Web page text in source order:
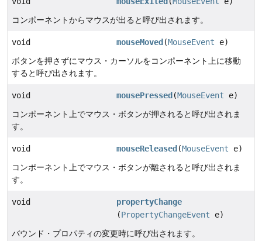
コンポーネントからマウスが出ると呼び出されます。
void mouseMoved (MouseEvent e)
ボタンを押さずにマウス・カーソルをコンポーネント上に移動
すると呼び出されます。
void mousePressed (MouseEvent e)
コンポーネント上でマウス・ボタンが押されると呼び出されま
す。
void mouseReleased (MouseEvent e)
コンポーネント上でマウス・ボタンが離されると呼び出されま
す。
void
propertyChange
(PropertyChangeEvent e)
バウンド・プロパティの変更時に呼び出されます。